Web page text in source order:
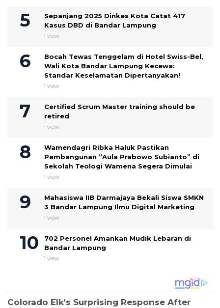
Sepanjang 2025 Dinkes Kota Catat 417
Kasus DBD di Bandar Lampung
1 view
Bocah Tewas Tenggelam di Hotel Swiss-Bel,
Wali Kota Bandar Lampung Kecewa:
Standar Keselamatan Dipertanyakan!
1 view
Certified Scrum Master training should be
retired
1 view
Wamendagri Ribka Haluk Pastikan
Pembangunan “Aula Prabowo Subianto” di
Sekolah Teologi Wamena Segera Dimulai
1 view
Mahasiswa IIB Darmajaya Bekali Siswa SMKN
3 Bandar Lampung Ilmu Digital Marketing
1 view
702 Personel Amankan Mudik Lebaran di
Bandar Lampung
1 view